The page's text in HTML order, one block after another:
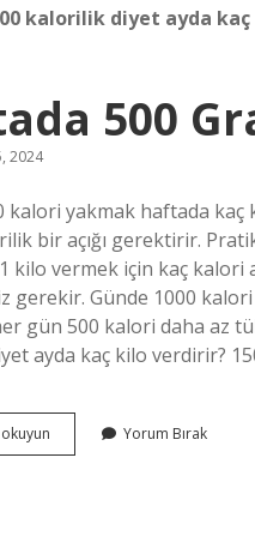
kalorilik diyet ayda
500
2024
kalori yakmak haftada kaç
bir açığı gerektirir.
kilo vermek için kaç kalori
gerekir. Günde 1000
gün 500 kalori daha az
ayda kaç kilo verdirir?
okuyun Haftada
500
Yorum Bırak